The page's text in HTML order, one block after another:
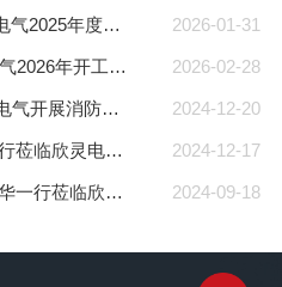
2026-01-31
同“欣”同行 智领新程 | 欣灵电气2025年度表彰总结大会暨新年酒会成功举办！
2026-02-28
马上欣程 同心共跃 | 欣灵电气2026年开工大吉！
2024-12-20
预防为主，防治结合 | 欣灵电气开展消防应急预案演练活动
2024-12-17
温州市政协副主席陈胜峰一行莅临欣灵电气调研指导
2024-09-18
农工党浙江省委会主委葛明华一行莅临欣灵电气考察调研